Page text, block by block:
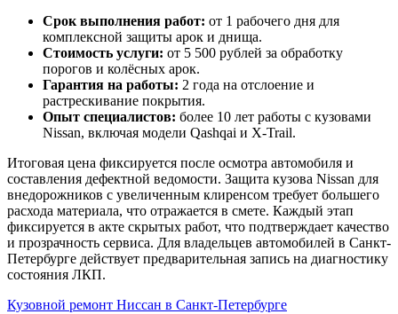
Срок выполнения работ: от 1 рабочего дня для
комплексной защиты арок и днища.
Стоимость услуги: от 5 500 рублей за обработку
порогов и колёсных арок.
Гарантия на работы: 2 года на отслоение и
растрескивание покрытия.
Опыт специалистов: более 10 лет работы с кузовами
Nissan, включая модели Qashqai и X-Trail.
Итоговая цена фиксируется после осмотра автомобиля и
составления дефектной ведомости. Защита кузова Nissan для
внедорожников с увеличенным клиренсом требует большего
расхода материала, что отражается в смете. Каждый этап
фиксируется в акте скрытых работ, что подтверждает качество
и прозрачность сервиса. Для владельцев автомобилей в Санкт-
Петербурге действует предварительная запись на диагностику
состояния ЛКП.
Кузовной ремонт Ниссан в Санкт-Петербурге